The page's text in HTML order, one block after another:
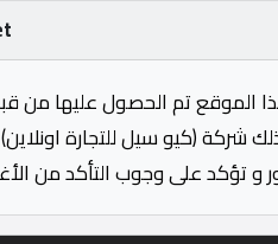
الموقع تم الحصول عليها من
شركة (كيو سيل للتجارة
و تؤكد على وجوب التأكد من